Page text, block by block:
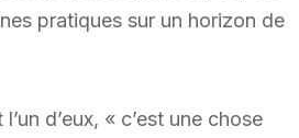
pratiques sur un horizon de
d’eux, « c’est une chose